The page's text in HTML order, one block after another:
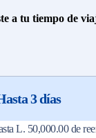
a tu tiempo de
3 días
L. 50,000.00 de